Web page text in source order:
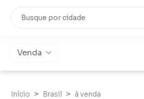
Venda
Início Brasil à venda